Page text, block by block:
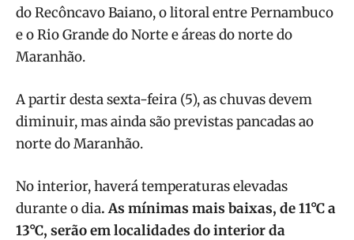
do Recôncavo Baiano, o litoral entre Pernambuco
e o Rio Grande do Norte e áreas do norte do
Maranhão.
A partir desta sexta-feira (5), as chuvas devem
diminuir, mas ainda são previstas pancadas ao
norte do Maranhão.
No interior, haverá temperaturas elevadas
durante o dia. As mínimas mais baixas, de 11°C a
13°C, serão em localidades do interior da